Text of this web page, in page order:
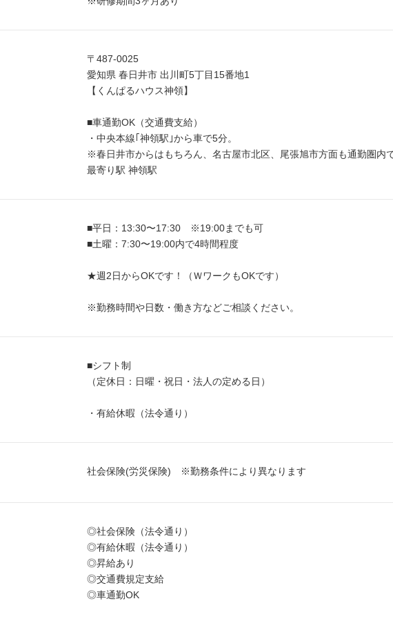
〒487-0025
愛知県 春日井市 出川町5丁目15番地1
【くんぱるハウス神領】
■車通勤OK（交通費支給）
・中央本線｢神領駅｣から車で5分。
※春日井市からはもちろん、名古屋市北区、尾張旭市方面も通勤圏内
最寄り駅 神領駅
■平日：13:30〜17:30 ※19:00までも可
■土曜：7:30〜19:00内で4時間程度
★週2日からOKです！（ＷワークもOKです）
※勤務時間や日数・働き方などご相談ください。
■シフト制
（定休日：日曜・祝日・法人の定める日）
・有給休暇（法令通り）
社会保険(労災保険) ※勤務条件により異なります
◎社会保険（法令通り）
◎有給休暇（法令通り）
◎昇給あり
◎交通費規定支給
◎車通勤OK